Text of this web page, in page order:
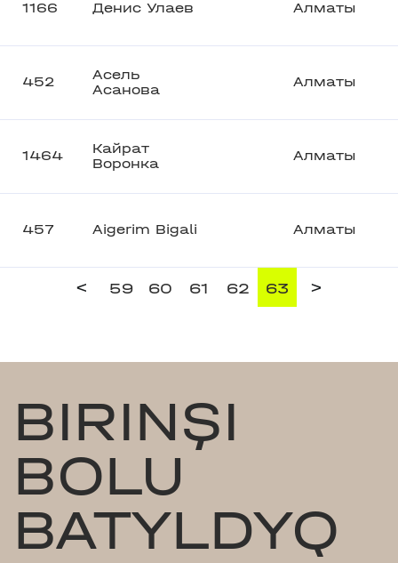
1166 Денис Улаев Алматы
452
Асель
Асанова
Алматы
1464
Кайрат
Воронка
Алматы
457 Aigerim Bigali Алматы
< 59 60 61 62 63 >
BIRINŞI
BOLU
BATYLDYQ